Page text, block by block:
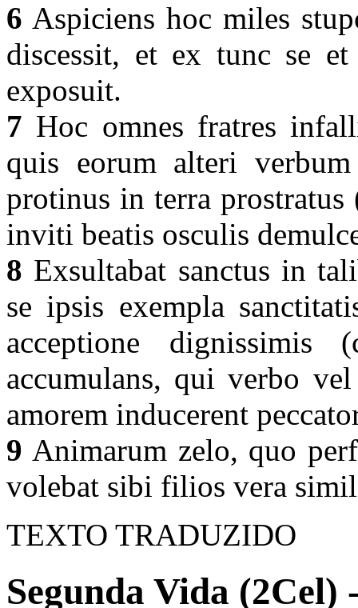
6 Aspiciens hoc miles
discessit, et ex tunc se
exposuit.
7 Hoc omnes fratres
quis eorum alteri
protinus in terra
inviti beatis osculis
8 Exsultabat sanctus in
se ipsis exempla
acceptione
accumulans, qui verbo
amorem inducerent
9 Animarum zelo, quo
volebat sibi filios vera
TEXTO TRADUZIDO
Segunda Vida (2Cel)